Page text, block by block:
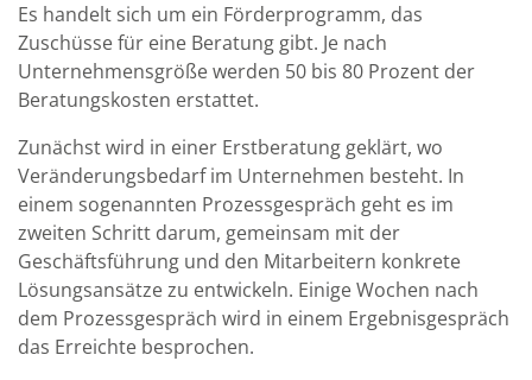
Es handelt sich um ein Förderprogramm, das
Zuschüsse für eine Beratung gibt. Je nach
Unternehmensgröße werden 50 bis 80 Prozent der
Beratungskosten erstattet.
Zunächst wird in einer Erstberatung geklärt, wo
Veränderungsbedarf im Unternehmen besteht. In
einem sogenannten Prozessgespräch geht es im
zweiten Schritt darum, gemeinsam mit der
Geschäftsführung und den Mitarbeitern konkrete
Lösungsansätze zu entwickeln. Einige Wochen nach
dem Prozessgespräch wird in einem Ergebnisgespräch
das Erreichte besprochen.